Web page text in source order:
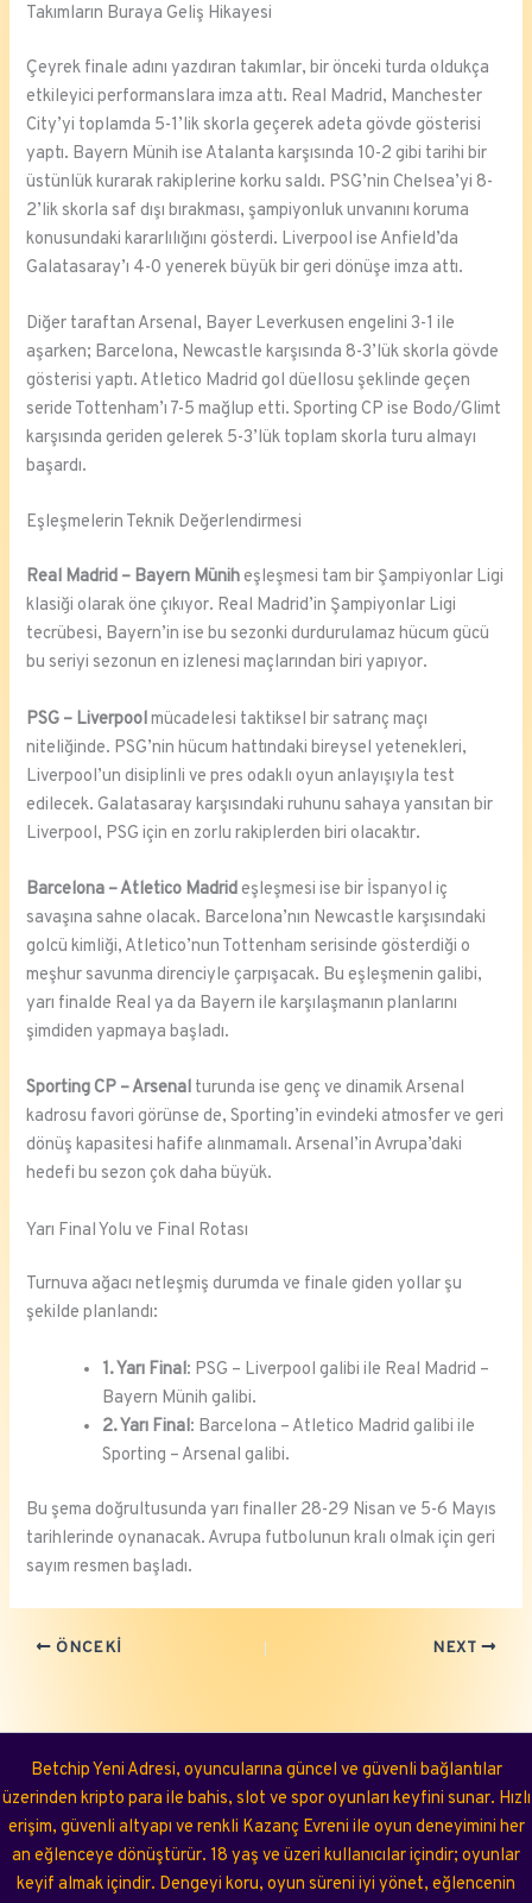
Takımların Buraya Geliş Hikayesi
Çeyrek finale adını yazdıran takımlar, bir önceki turda oldukça
etkileyici performanslara imza attı. Real Madrid, Manchester
City’yi toplamda 5-1’lik skorla geçerek adeta gövde gösterisi
yaptı. Bayern Münih ise Atalanta karşısında 10-2 gibi tarihi bir
üstünlük kurarak rakiplerine korku saldı. PSG’nin Chelsea’yi 8-
2’lik skorla saf dışı bırakması, şampiyonluk unvanını koruma
konusundaki kararlılığını gösterdi. Liverpool ise Anfield’da
Galatasaray’ı 4-0 yenerek büyük bir geri dönüşe imza attı.
Diğer taraftan Arsenal, Bayer Leverkusen engelini 3-1 ile
aşarken; Barcelona, Newcastle karşısında 8-3’lük skorla gövde
gösterisi yaptı. Atletico Madrid gol düellosu şeklinde geçen
seride Tottenham’ı 7-5 mağlup etti. Sporting CP ise Bodo/Glimt
karşısında geriden gelerek 5-3’lük toplam skorla turu almayı
başardı.
Eşleşmelerin Teknik Değerlendirmesi
Real Madrid – Bayern Müniheşleşmesi tam bir Şampiyonlar Ligi
klasiği olarak öne çıkıyor. Real Madrid’in Şampiyonlar Ligi
tecrübesi, Bayern’in ise bu sezonki durdurulamaz hücum gücü
bu seriyi sezonun en izlenesi maçlarından biri yapıyor.
PSG – Liverpoolmücadelesi taktiksel bir satranç maçı
niteliğinde. PSG’nin hücum hattındaki bireysel yetenekleri,
Liverpool’un disiplinli ve pres odaklı oyun anlayışıyla test
edilecek. Galatasaray karşısındaki ruhunu sahaya yansıtan bir
Liverpool, PSG için en zorlu rakiplerden biri olacaktır.
Barcelona – Atletico Madrideşleşmesi ise bir İspanyol iç
savaşına sahne olacak. Barcelona’nın Newcastle karşısındaki
golcü kimliği, Atletico’nun Tottenham serisinde gösterdiği o
meşhur savunma direnciyle çarpışacak. Bu eşleşmenin galibi,
yarı finalde Real ya da Bayern ile karşılaşmanın planlarını
şimdiden yapmaya başladı.
Sporting CP – Arsenal turunda ise genç ve dinamik Arsenal
kadrosu favori görünse de, Sporting’in evindeki atmosfer ve geri
dönüş kapasitesi hafife alınmamalı. Arsenal’in Avrupa’daki
hedefi bu sezon çok daha büyük.
Yarı Final Yolu ve Final Rotası
Turnuva ağacı netleşmiş durumda ve finale giden yollar şu
şekilde planlandı:
1. Yarı Final: PSG – Liverpool galibi ile Real Madrid –
Bayern Münih galibi.
2. Yarı Final: Barcelona – Atletico Madrid galibi ile
Sporting – Arsenal galibi.
Bu şema doğrultusunda yarı finaller 28-29 Nisan ve 5-6 Mayıs
tarihlerinde oynanacak. Avrupa futbolunun kralı olmak için geri
sayım resmen başladı.
ÖNCEKI NEXT
Betchip Yeni Adresi, oyuncularına güncel ve güvenli bağlantılar
üzerinden kripto para ile bahis, slot ve spor oyunları keyfini sunar. Hızlı
erişim, güvenli altyapı ve renkli Kazanç Evreni ile oyun deneyimini her
an eğlenceye dönüştürür. 18 yaş ve üzeri kullanıcılar içindir; oyunlar
keyif almak içindir. Dengeyi koru, oyun süreni iyi yönet, eğlencenin